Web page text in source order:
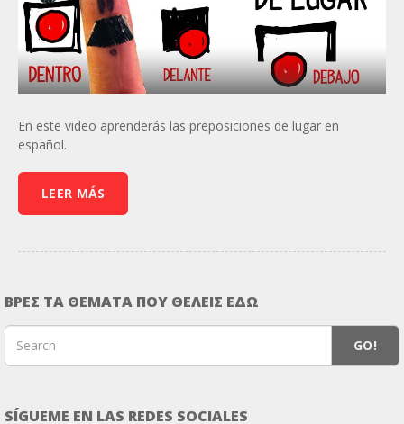
En este video aprenderás las preposiciones de lugar en
español.
LEER MÁS
ΒΡΕΣ ΤΑ ΘΕΜΑΤΑ ΠΟΥ ΘΕΛΕΙΣ ΕΔΩ
GO!
SÍGUEME EN LAS REDES SOCIALES